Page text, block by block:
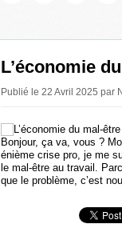
L’économie
Publié le 22 Avril 2025 par
Bonjour, ça va, vous ?
énième crise pro, je me
le mal-être au travail.
que le problème, c’est